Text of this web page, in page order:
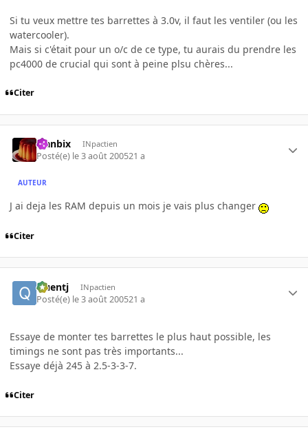
Si tu veux mettre tes barrettes à 3.0v, il faut les ventiler (ou les
watercooler).
Mais si c'était pour un o/c de ce type, tu aurais du prendre les
pc4000 de crucial qui sont à peine plsu chères...
Citer
Flanbix INpactien
Posté(e) le 3 août 200521 a
AUTEUR
J ai deja les RAM depuis un mois je vais plus changer
Citer
Quentj INpactien
Posté(e) le 3 août 200521 a
Essaye de monter tes barrettes le plus haut possible, les
timings ne sont pas très importants...
Essaye déjà 245 à 2.5-3-3-7.
Citer